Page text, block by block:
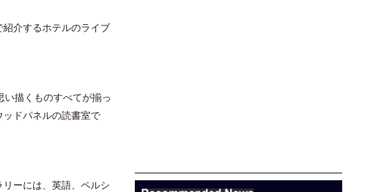
介するホテルのライブ
描くものすべてが揃っ
ドパネルの読書室で
ーには、英語、ペルシ